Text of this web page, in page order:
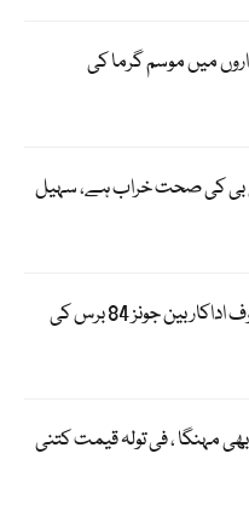
میں موسم گرما کی
بی بی کی صحت خراب ہے، سہیل
ڈیوکس آف ہیزرڈ کے معروف اداکار بین جونز 84 برس کی
مہنگا ، فی تولہ قیمت کتنی